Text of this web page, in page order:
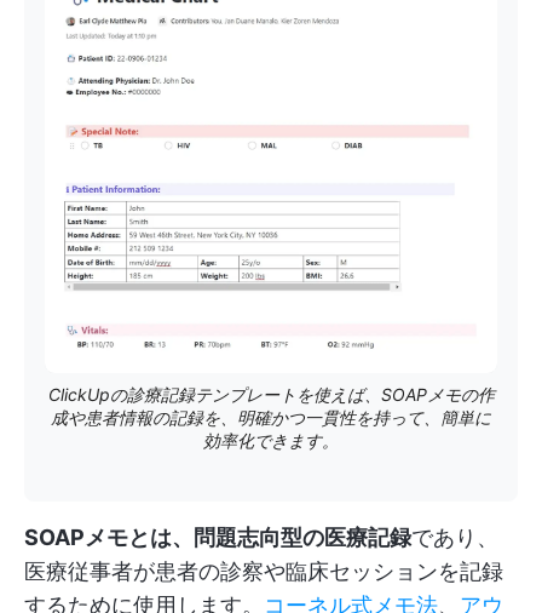
ClickUpの診療記録テンプレートを使えば、SOAPメモの作
成や患者情報の記録を、明確かつ一貫性を持って、簡単に
効率化できます。
SOAPメモとは、問題志向型の医療記録であり、
医療従事者が患者の診察や臨床セッションを記録
するために使用します。 コーネル式メモ法、 アウ